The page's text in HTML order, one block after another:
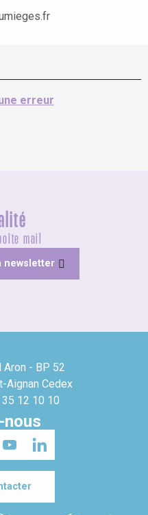
erreur
mail
newsletter
Aron - BP 52
Aignan Cedex
12 10 10
nous